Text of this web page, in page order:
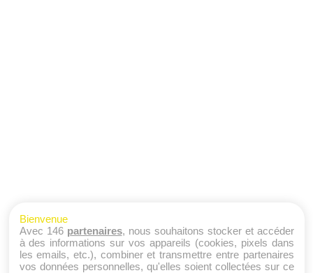
Bienvenue
Avec 146 partenaires, nous souhaitons stocker et accéder
à des informations sur vos appareils (cookies, pixels dans
les emails, etc.), combiner et transmettre entre partenaires
vos données personnelles, qu'elles soient collectées sur ce